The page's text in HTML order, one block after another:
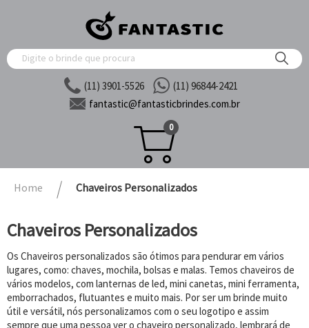
(11) 3901-5526
(11) 96844-2421
fantastic@fantasticbrindes.com.br
0
Home Chaveiros Personalizados
Chaveiros Personalizados
Os Chaveiros personalizados são ótimos para pendurar em vários
lugares, como: chaves, mochila, bolsas e malas. Temos chaveiros de
vários modelos, com lanternas de led, mini canetas, mini ferramenta,
emborrachados, flutuantes e muito mais. Por ser um brinde muito
útil e versátil, nós personalizamos com o seu logotipo e assim
sempre que uma pessoa ver o chaveiro personalizado, lembrará de